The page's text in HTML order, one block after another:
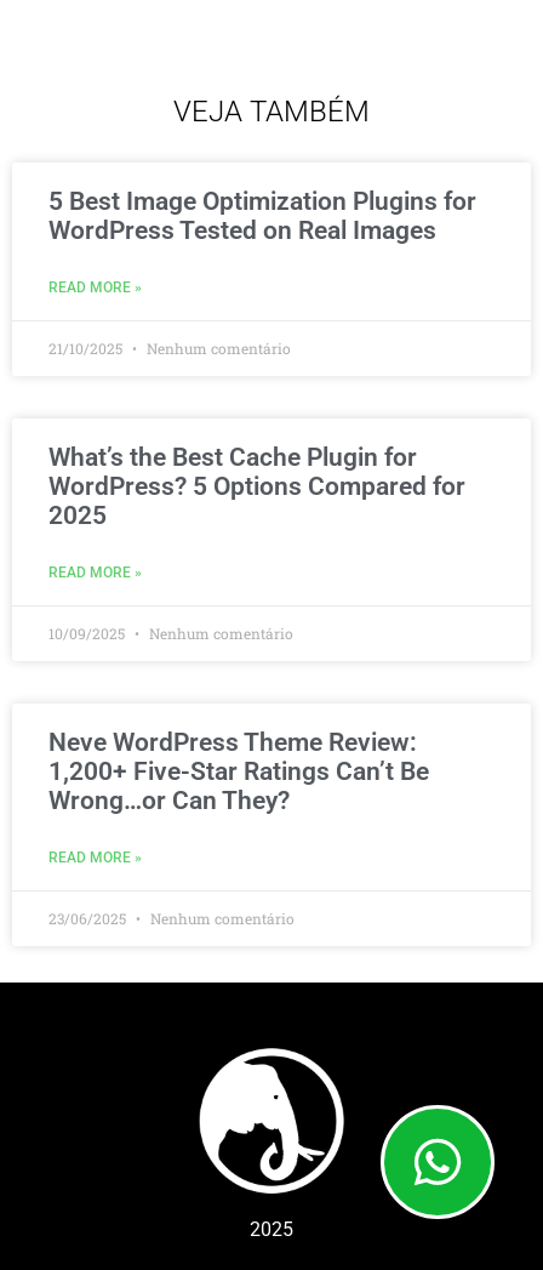
VEJA TAMBÉM
5 Best Image Optimization Plugins for
WordPress Tested on Real Images
READ MORE »
21/10/2025 Nenhum comentário
What’s the Best Cache Plugin for
WordPress? 5 Options Compared for
2025
READ MORE »
10/09/2025 Nenhum comentário
Neve WordPress Theme Review:
1,200+ Five-Star Ratings Can’t Be
Wrong…or Can They?
READ MORE »
23/06/2025 Nenhum comentário
2025